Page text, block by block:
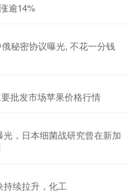
逾14%
秘密协议曝光, 不花一分钱
批发市场苹果价格行情
，日本细菌战研究曾在新加
续拉升，化工